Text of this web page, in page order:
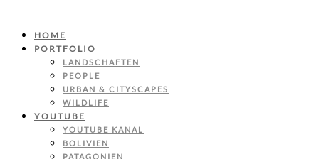
HOME
PORTFOLIO
LANDSCHAFTEN
PEOPLE
URBAN & CITYSCAPES
WILDLIFE
YOUTUBE
YOUTUBE KANAL
BOLIVIEN
PATAGONIEN